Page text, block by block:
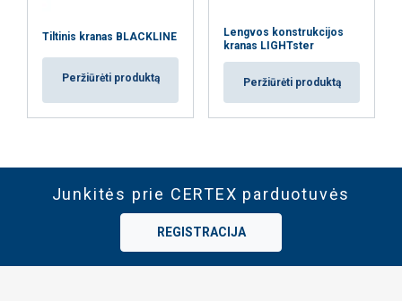
Tiltinis kranas BLACKLINE
Peržiūrėti produktą
Lengvos konstrukcijos
kranas LIGHTster
Peržiūrėti produktą
Junkitės prie CERTEX parduotuvės
REGISTRACIJA